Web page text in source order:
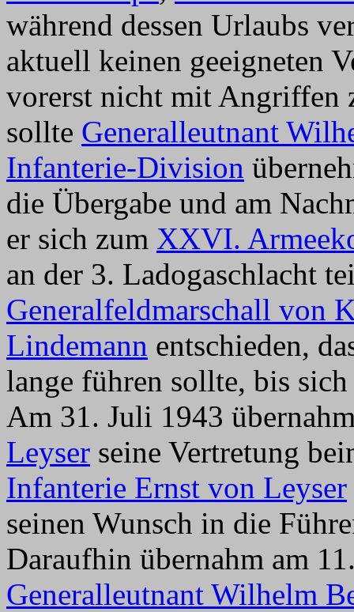
während dessen Urlaubs
aktuell keinen geeigneten
vorerst nicht mit Angriffen
sollte Generalleutnant
Infanterie-Division
die Übergabe und am
er sich zum XXVI.
an der 3. Ladogaschlacht
Generalfeldmarschall von
Lindemann entschieden,
lange führen sollte, bis
Am 31. Juli 1943
Leyser seine Vertretung
Infanterie Ernst von Leyser
seinen Wunsch in die
Daraufhin übernahm am
Generalleutnant Wilhelm